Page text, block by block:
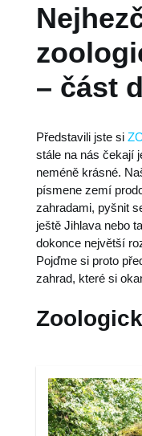
– část
Představili jste si
stále na nás čekají
neméně krásné.
písmene zemí
zahradami, pyšnit
ještě Jihlava nebo
dokonce největší
Pojďme si proto
zahrad, které si